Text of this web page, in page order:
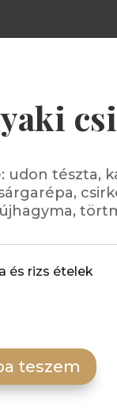
udon tészta,
és rizs ételek
teszem